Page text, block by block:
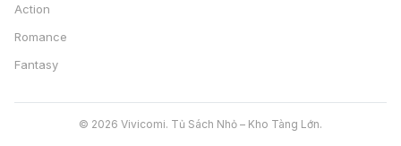
Action
Romance
Fantasy
© 2026 Vivicomi. Tủ Sách Nhỏ – Kho Tàng Lớn.